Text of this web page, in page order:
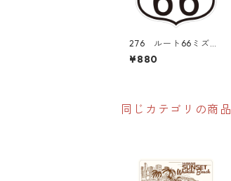
276 ルート66ミズー
リ州 "California Mar
ket Center" アメリ
¥880
同じカテゴリの商品